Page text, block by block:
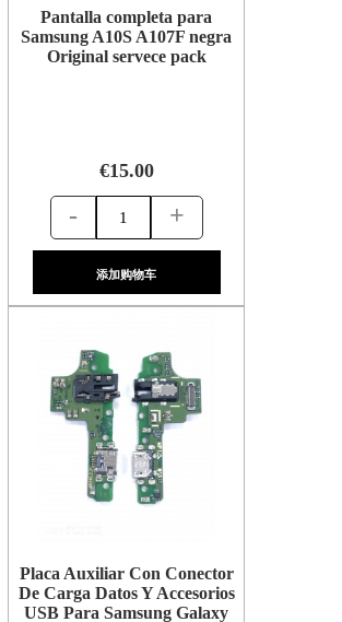
Pantalla completa para
Samsung A10S A107F negra
Original servece pack
€15.00
- +
添加购物车
Placa Auxiliar Con Conector
De Carga Datos Y Accesorios
USB Para Samsung Galaxy